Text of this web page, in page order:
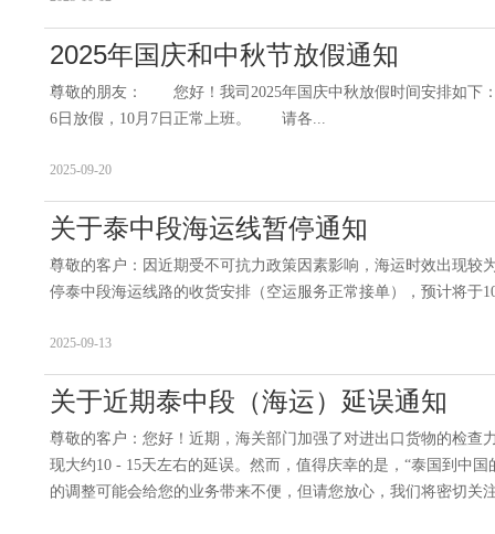
2025年国庆和中秋节放假通知
尊敬的朋友： 您好！我司2025年国庆中秋放假时间安排如
6日放假，10月7日正常上班。 请各...
2025-09-20
关于泰中段海运线暂停通知
尊敬的客户：因近期受不可抗力政策因素影响，海运时效出现
停泰中段海运线路的收货安排（空运服务正常接单），预计将于
2025-09-13
关于近期泰中段（海运）延误通知
尊敬的客户：您好！近期，海关部门加强了对进出口货物的检查
现大约10 - 15天左右的延误。然而，值得庆幸的是，“泰国到中
的调整可能会给您的业务带来不便，但请您放心，我们将密切